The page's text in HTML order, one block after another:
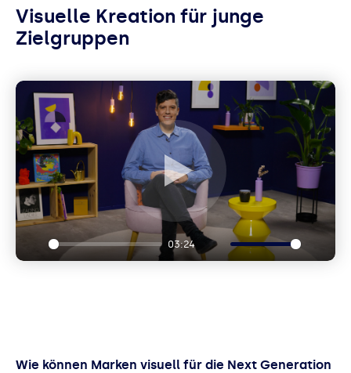
Visuelle Kreation für junge
Zielgruppen
Play
03:24
Mute
Enter
Play
Wie können Marken visuell für die Next Generation